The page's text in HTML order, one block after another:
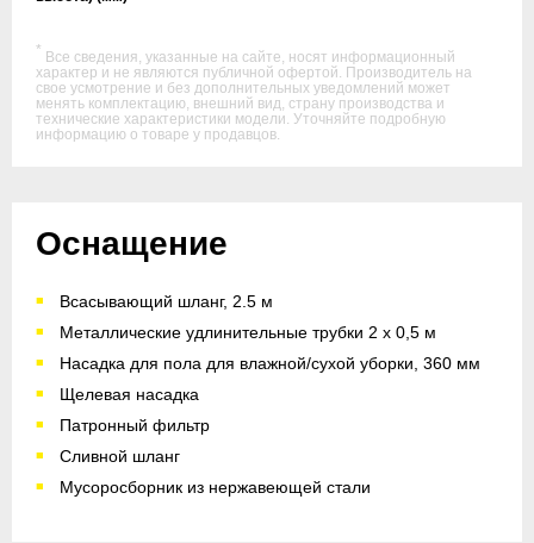
* Все сведения, указанные на сайте, носят информационный
характер и не являются публичной офертой. Производитель на
свое усмотрение и без дополнительных уведомлений может
менять комплектацию, внешний вид, страну производства и
технические характеристики модели. Уточняйте подробную
информацию о товаре у продавцов.
Оснащение
Всасывающий шланг, 2.5 м
Металлические удлинительные трубки 2 х 0,5 м
Насадка для пола для влажной/сухой уборки, 360 мм
Щелевая насадка
Патронный фильтр
Сливной шланг
Мусоросборник из нержавеющей стали